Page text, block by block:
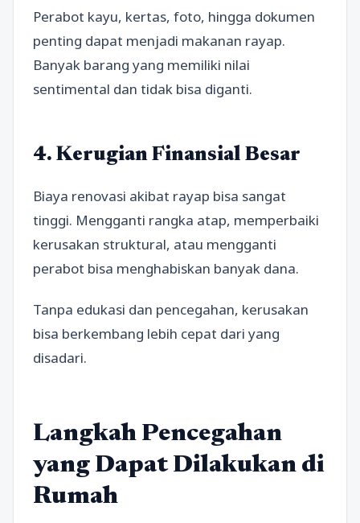
Perabot kayu, kertas, foto, hingga dokumen
penting dapat menjadi makanan rayap.
Banyak barang yang memiliki nilai
sentimental dan tidak bisa diganti.
4. Kerugian Finansial Besar
Biaya renovasi akibat rayap bisa sangat
tinggi. Mengganti rangka atap, memperbaiki
kerusakan struktural, atau mengganti
perabot bisa menghabiskan banyak dana.
Tanpa edukasi dan pencegahan, kerusakan
bisa berkembang lebih cepat dari yang
disadari.
Langkah Pencegahan
yang Dapat Dilakukan di
Rumah